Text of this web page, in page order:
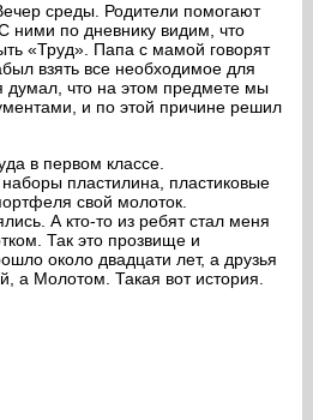
среды. Родители помогают
ними по дневнику видим, что
«Труд». Папа с мамой говорят
взять все необходимое для
думал, что на этом предмете мы
и по этой причине решил
в первом классе.
пластилина, пластиковые
свой молоток.
А кто-то из ребят стал меня
Так это прозвище и
около двадцати лет, а друзья
а Молотом. Такая вот история.